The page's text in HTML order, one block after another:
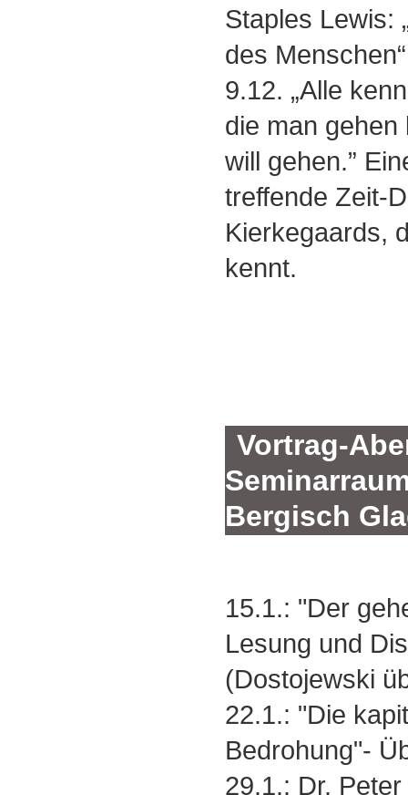
Staples Lewis:
des Menschen“
9.12. „Alle
die man
will gehen.”
treffende Zeit-
Kierkegaards,
kennt.
Vortrag-
Bergisch
15.1.: "Der
Lesung und
(Dostojewski
22.1.: "Die
Bedrohung"-
29.1.: Dr.